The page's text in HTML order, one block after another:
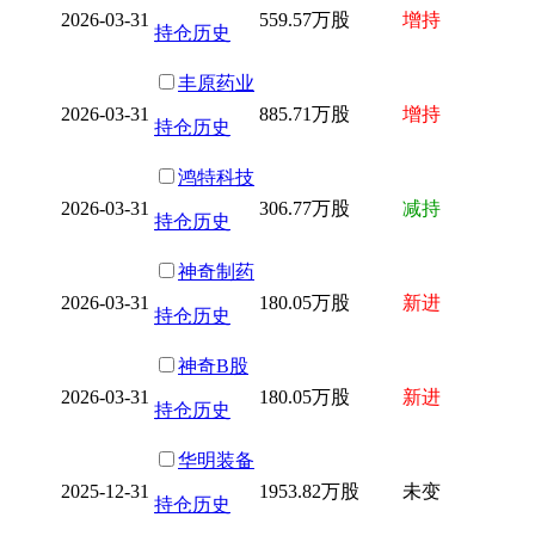
2026-03-31
持仓历史
559.57万股 增持
2026-03-31
丰原药业
持仓历史
885.71万股 增持
2026-03-31
鸿特科技
持仓历史
306.77万股 减持
2026-03-31
神奇制药
持仓历史
180.05万股 新进
2026-03-31
神奇B股
持仓历史
180.05万股 新进
2025-12-31
华明装备
持仓历史
1953.82万股 未变